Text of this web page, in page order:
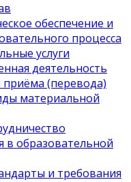
обеспечение и
процесса
услуги
деятельность
приёма (перевода)
материальной
в образовательной
и требования